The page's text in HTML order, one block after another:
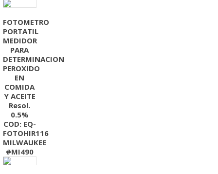
FOTOMETRO
PORTATIL
MEDIDOR
PARA
DETERMINACION
PEROXIDO
EN
COMIDA
Y ACEITE
Resol.
0.5%
COD: EQ-
FOTOHIR116
MILWAUKEE
#MI490